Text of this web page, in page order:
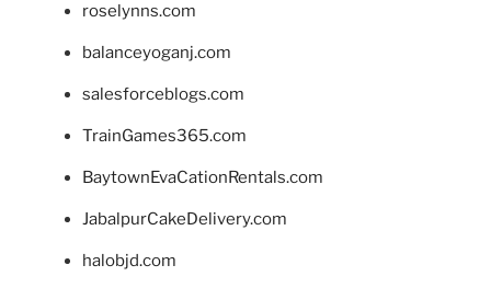
roselynns.com
balanceyoganj.com
salesforceblogs.com
TrainGames365.com
BaytownEvaCationRentals.com
JabalpurCakeDelivery.com
halobjd.com